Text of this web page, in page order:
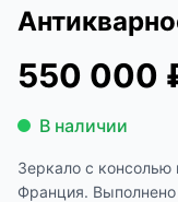
550 000
В наличии
Зеркало с консолью
Франция. Выполнено